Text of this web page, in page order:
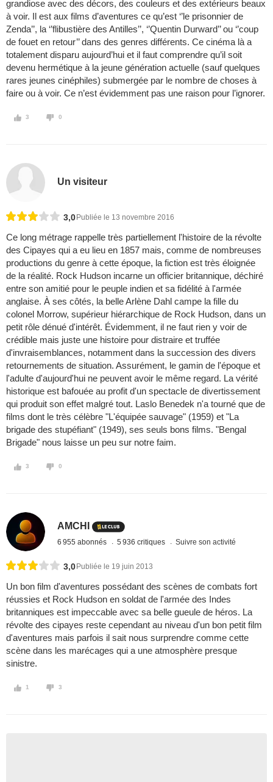
grandiose avec des décors, des couleurs et des extérieurs beaux
à voir. Il est aux films d’aventures ce qu’est ‘’le prisonnier de
Zenda’’, la ‘’flibustière des Antilles’’, ‘’Quentin Durward’’ ou ‘’coup
de fouet en retour’’ dans des genres différents. Ce cinéma là a
totalement disparu aujourd’hui et il faut comprendre qu’il soit
devenu hermétique à la jeune génération actuelle (sauf quelques
rares jeunes cinéphiles) submergée par le nombre de choses à
faire ou à voir. Ce n’est évidemment pas une raison pour l’ignorer.
3 0
Un visiteur
3,0 Publiée le 13 novembre 2016
Ce long métrage rappelle très partiellement l'histoire de la révolte
des Cipayes qui a eu lieu en 1857 mais, comme de nombreuses
productions du genre à cette époque, la fiction est très éloignée
de la réalité. Rock Hudson incarne un officier britannique, déchiré
entre son amitié pour le peuple indien et sa fidélité à l'armée
anglaise. À ses côtés, la belle Arlène Dahl campe la fille du
colonel Morrow, supérieur hiérarchique de Rock Hudson, dans un
petit rôle dénué d'intérêt. Évidemment, il ne faut rien y voir de
crédible mais juste une histoire pour distraire et truffée
d'invraisemblances, notamment dans la succession des divers
retournements de situation. Assurément, le gamin de l'époque et
l'adulte d'aujourd'hui ne peuvent avoir le même regard. La vérité
historique est bafouée au profit d'un spectacle de divertissement
qui produit son effet malgré tout. Laslo Benedek n'a tourné que de
films dont le très célèbre "L'équipée sauvage" (1959) et "La
brigade des stupéfiant" (1949), ses seuls bons films. "Bengal
Brigade" nous laisse un peu sur notre faim.
3 0
AMCHI
6 955 abonnés 5 936 critiques Suivre son activité
3,0 Publiée le 19 juin 2013
Un bon film d'aventures possédant des scènes de combats fort
réussies et Rock Hudson en soldat de l'armée des Indes
britanniques est impeccable avec sa belle gueule de héros. La
révolte des cipayes reste cependant au niveau d'un bon petit film
d'aventures mais parfois il sait nous surprendre comme cette
scène dans les marécages qui a une atmosphère presque
sinistre.
1 3